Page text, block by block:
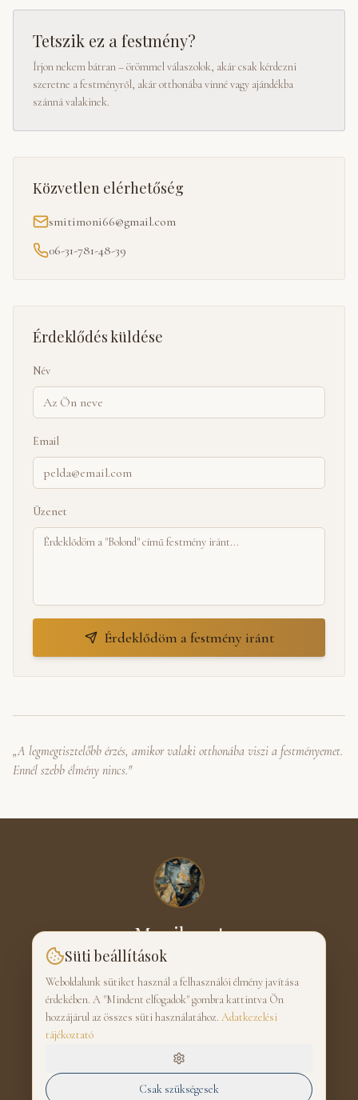
Tetszik ez a festmény?
Írjon nekem bátran – örömmel válaszolok, akár csak kérdezni
szeretne a festményről, akár otthonába vinné vagy ajándékba
szánná valakinek.
Közvetlen elérhetőség
smitimoni66@gmail.com
06-31-781-48-39
Érdeklődés küldése
Név
Email
Üzenet
Érdeklődöm a festmény iránt
„A legmegtisztelőbb érzés, amikor valaki otthonába viszi a festményemet.
Ennél szebb élmény nincs."
Monik-art
SCHMIDT MÓNIKA · FESTŐ
Süti beállítások
Weboldalunk sütiket használ a felhasználói élmény javítása
érdekében. A "Mindent elfogadok" gombra kattintva Ön
hozzájárul az összes süti használatához. Adatkezelési
tájékoztató
Csak szükségesek